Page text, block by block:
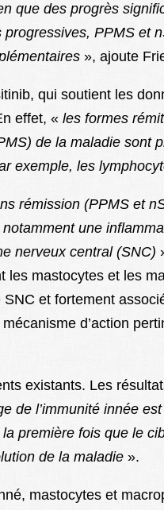
que des progrès
progressives, PPMS et
émentaires », ajoute
qui soutient les
effet, « les formes r
de la maladie sont
exemple, les
rémission (PPMS et
notamment une
nerveux central(SNC)
les mastocytes et les
et fortement
d’action
existants. Les
de l’immunité innée est
la première fois que le
ution de la maladie ».
mastocytes et